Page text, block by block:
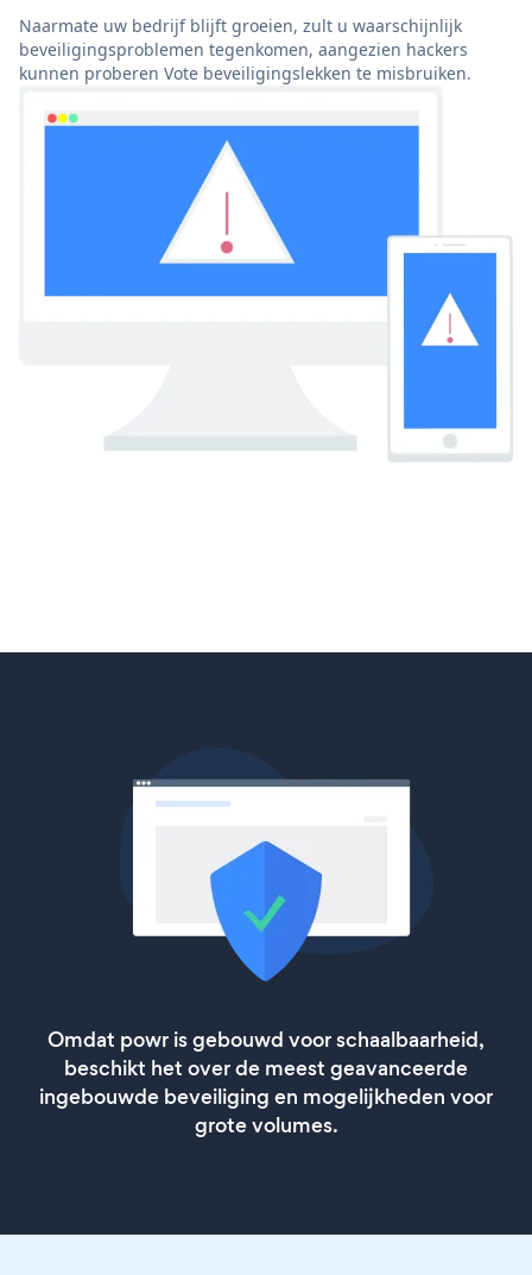
Naarmate uw bedrijf blijft groeien, zult u waarschijnlijk
beveiligingsproblemen tegenkomen, aangezien hackers
kunnen proberen Vote beveiligingslekken te misbruiken.
Omdat powr is gebouwd voor schaalbaarheid,
beschikt het over de meest geavanceerde
ingebouwde beveiliging en mogelijkheden voor
grote volumes.